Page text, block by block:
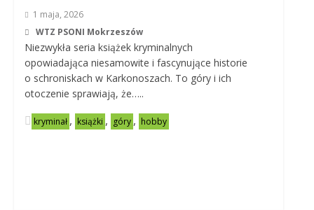
1 maja, 2026
WTZ PSONI Mokrzeszów
Niezwykła seria książek kryminalnych
opowiadająca niesamowite i fascynujące historie
o schroniskach w Karkonoszach. To góry i ich
otoczenie sprawiają, że…..
kryminał , książki , góry , hobby